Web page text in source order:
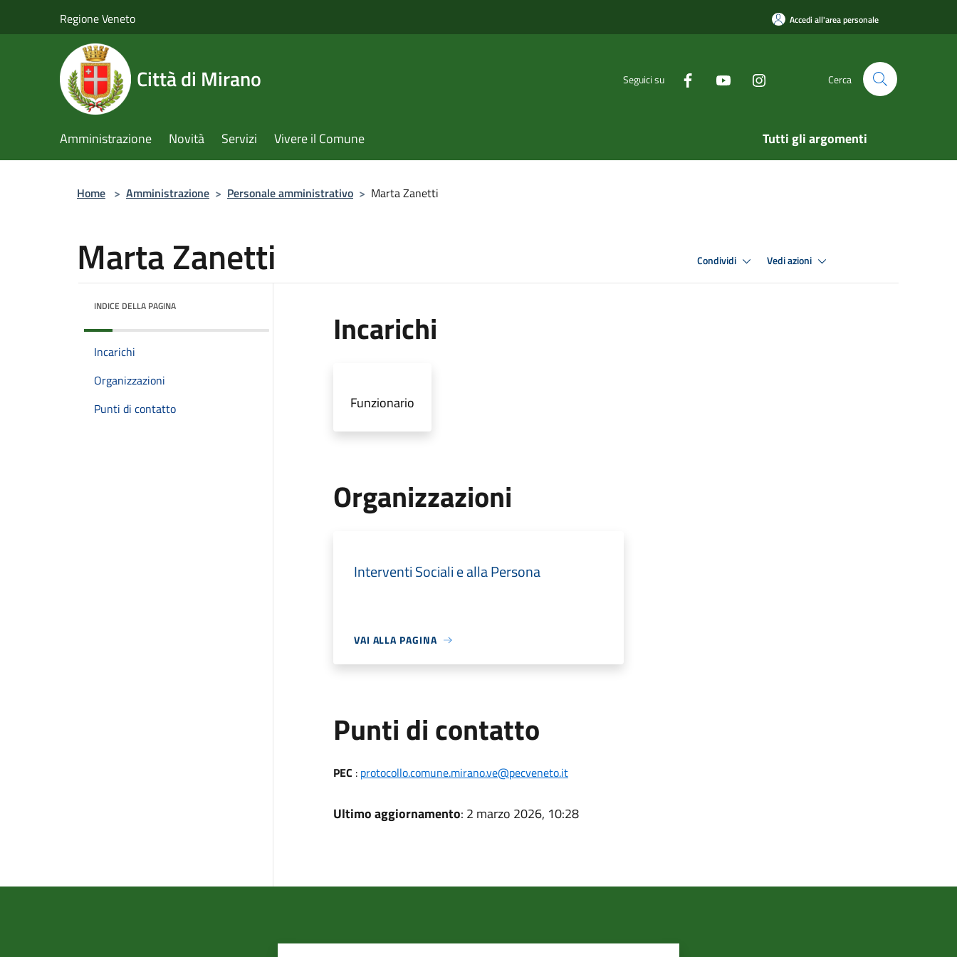
Regione Veneto Accedi all'area personale
Città di Mirano Seguici su Cerca
Amministrazione Novità Servizi Vivere il Comune Tutti gli argomenti
Home > Amministrazione > Personale amministrativo > Marta Zanetti
Marta Zanetti Condividi Vedi azioni
INDICE DELLA PAGINA
Incarichi
Organizzazioni
Punti di contatto
Incarichi
Funzionario
Organizzazioni
Interventi Sociali e alla Persona
VAI ALLA PAGINA
Punti di contatto
PEC : protocollo.comune.mirano.ve@pecveneto.it
Ultimo aggiornamento: 2 marzo 2026, 10:28